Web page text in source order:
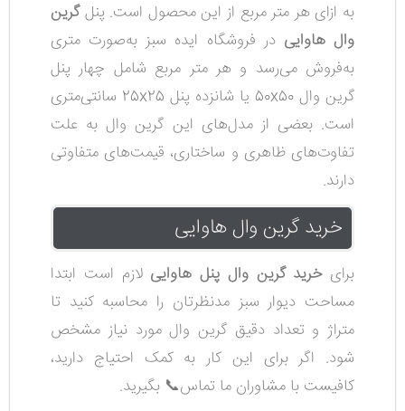
به ازای هر متر مربع از این محصول است. پنلگرین
وال هاوایی در فروشگاه ایده سبز به‌صورت متری
به‌فروش می‌رسد و هر متر مربع شامل چهار پنل
گرین وال 50x50 یا شانزده پنل 25x25 سانتی‌متری
است. بعضی از مدل‌های این گرین وال به علت
تفاوت‌های ظاهری و ساختاری، قیمت‌های متفاوتی
دارند.
خرید گرین وال هاوایی
برایخرید گرین وال پنل هاوایی لازم است ابتدا
مساحت دیوار سبز مدنظرتان را محاسبه کنید تا
متراژ و تعداد دقیق گرین وال مورد نیاز مشخص
شود. اگر برای این کار به کمک احتیاج دارید،
کافیست با مشاوران ما تماس📞 بگیرید.